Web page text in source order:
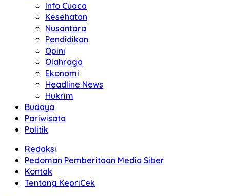
Info Cuaca
Kesehatan
Nusantara
Pendidikan
Opini
Olahraga
Ekonomi
Headline News
Hukrim
Budaya
Pariwisata
Politik
Redaksi
Pedoman Pemberitaan Media Siber
Kontak
Tentang KepriCek